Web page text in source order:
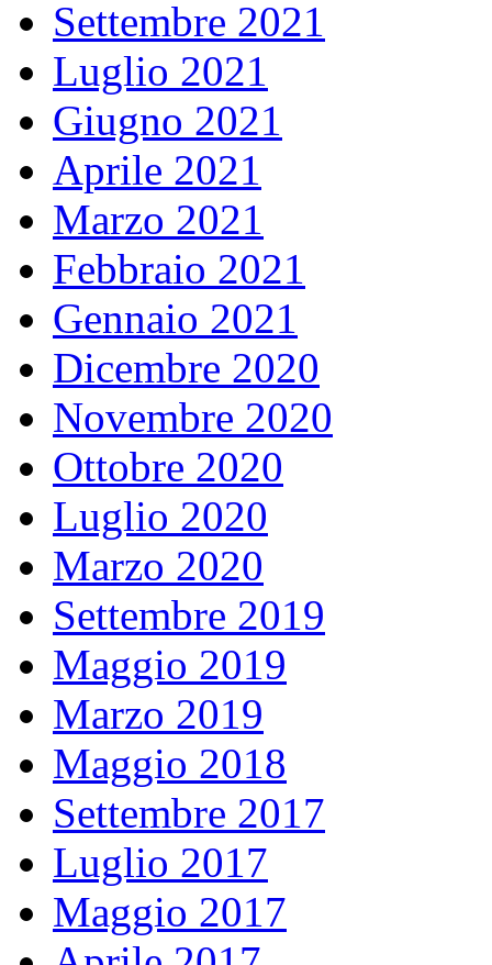
Settembre 2021
Luglio 2021
Giugno 2021
Aprile 2021
Marzo 2021
Febbraio 2021
Gennaio 2021
Dicembre 2020
Novembre 2020
Ottobre 2020
Luglio 2020
Marzo 2020
Settembre 2019
Maggio 2019
Marzo 2019
Maggio 2018
Settembre 2017
Luglio 2017
Maggio 2017